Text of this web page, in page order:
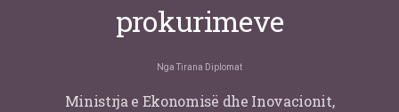
prokurimeve
Nga Tirana Diplomat
Ministrja e Ekonomisë dhe Inovacionit,